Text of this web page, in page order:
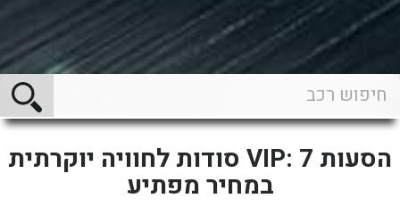
הסעות VIP: 7 סודות לחוויה יוקרתית
במחיר מפתיע